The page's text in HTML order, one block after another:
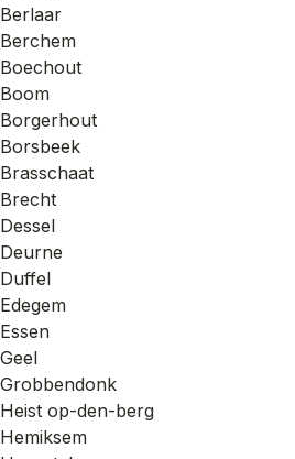
Berlaar
Berchem
Boechout
Boom
Borgerhout
Borsbeek
Brasschaat
Brecht
Dessel
Deurne
Duffel
Edegem
Essen
Geel
Grobbendonk
Heist op-den-berg
Hemiksem